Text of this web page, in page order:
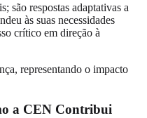
são respostas adaptativas a
às suas necessidades
crítico em direção à
a CEN Contribui